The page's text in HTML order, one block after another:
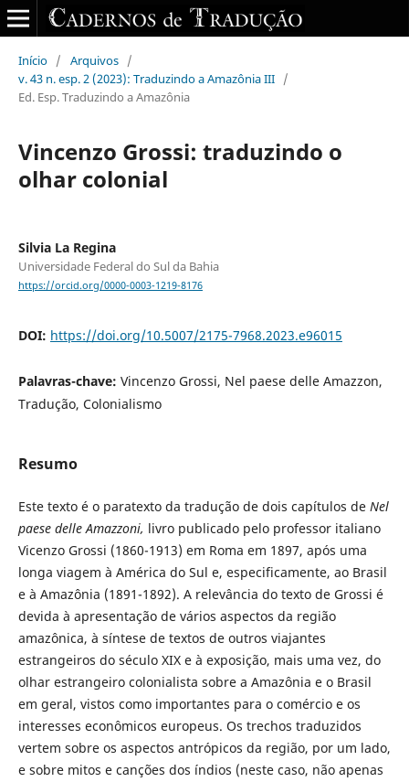
Início / Arquivos /
v. 43 n. esp. 2 (2023): Traduzindo a Amazônia III /
Ed. Esp. Traduzindo a Amazônia
Vincenzo Grossi: traduzindo o
olhar colonial
Silvia La Regina
Universidade Federal do Sul da Bahia
https://orcid.org/0000-0003-1219-8176
DOI: https://doi.org/10.5007/2175-7968.2023.e96015
Palavras-chave: Vincenzo Grossi, Nel paese delle Amazzon,
Tradução, Colonialismo
Resumo
Este texto é o paratexto da tradução de dois capítulos de Nel
paese delle Amazzoni, livro publicado pelo professor italiano
Vicenzo Grossi (1860-1913) em Roma em 1897, após uma
longa viagem à América do Sul e, especificamente, ao Brasil
e à Amazônia (1891-1892). A relevância do texto de Grossi é
devida à apresentação de vários aspectos da região
amazônica, à síntese de textos de outros viajantes
estrangeiros do século XIX e à exposição, mais uma vez, do
olhar estrangeiro colonialista sobre a Amazônia e o Brasil
em geral, vistos como importantes para o comércio e os
interesses econômicos europeus. Os trechos traduzidos
vertem sobre os aspectos antrópicos da região, por um lado,
e sobre mitos e canções dos índios (neste caso, não apenas